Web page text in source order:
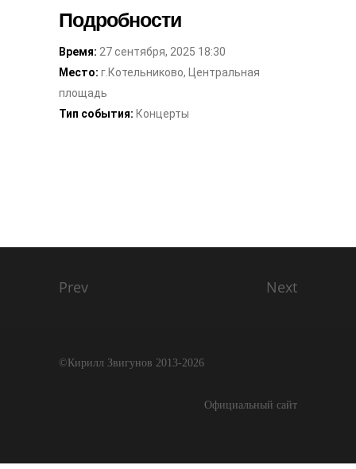
Подробности
Время: 27 сентября, 2025 18:30
Место: г.Котельниково, Центральная
площадь
Тип события: Концерты
Prev Next
©Кирилл Звигунов 2013-2026
Официальный сайт